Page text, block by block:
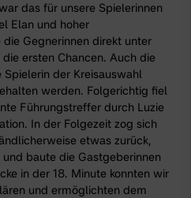
das für unsere Spielerinnen
Elan und hoher
Gegnerinnen direkt unter
ersten Chancen. Auch die
der Kreisauswahl
werden. Folgerichtig fiel
Führungstreffer durch Luzie
In der Folgezeit zog sich
etwas zurück,
baute die Gastgeberinnen
in der 18. Minute konnten wir
und ermöglichten dem